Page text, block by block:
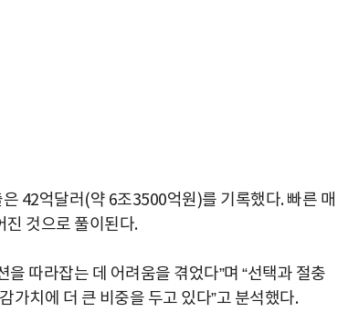
42억달러(약 6조3500억원)를 기록했다. 빠른 매
진 것으로 풀이된다.
따라잡는 데 어려움을 겪었다”며 “선택과 절충
가치에 더 큰 비중을 두고 있다”고 분석했다.